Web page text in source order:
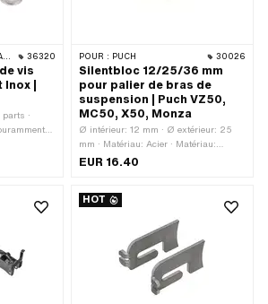
36320
vis
|
·
· Diamètre
OEM:
P8023
POUR : PUCH 30026
Silentbloc 12/25/36 mm
pour palier de bras de
suspension | Puch VZ50,
MC50, X50, Monza
Ø intérieur: 12 mm · Ø extérieur: 25
mm · Matériau: Acier · Matériau:
Caoutchouc · Longueur totale: 36 mm ·
EUR 16.40
HOT